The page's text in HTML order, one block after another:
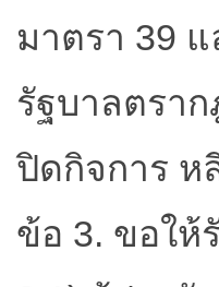
มาตรา 39
รัฐบาลตรา
ปิดกิจการ ห
ข้อ 3. ขอให้